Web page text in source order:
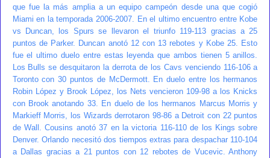
que fue la más amplia a un equipo campeón desde una que cogió
Miami en la temporada 2006-2007. En el ultimo encuentro entre Kobe
vs Duncan, los Spurs se llevaron el triunfo 119-113 gracias a 25
puntos de Parker. Duncan anotó 12 con 13 rebotes y Kobe 25. Esto
fue el ultimo duelo entre estas leyenda que ambos tienen 5 anillos.
Los Bulls se desquitaron la derrota de los Cavs venciendo 116-106 a
Toronto con 30 puntos de McDermott. En duelo entre los hermanos
Robin López y Brook López, los Nets vencieron 109-98 a los Knicks
con Brook anotando 33. En duelo de los hermanos Marcus Morris y
Markieff Morris, los Wizards derrotaron 98-86 a Detroit con 22 puntos
de Wall. Cousins anotó 37 en la victoria 116-110 de los Kings sobre
Denver. Orlando necesitó dos tiempos extras para despachar 110-104
a Dallas gracias a 21 puntos con 12 rebotes de Vucevic. Anthony